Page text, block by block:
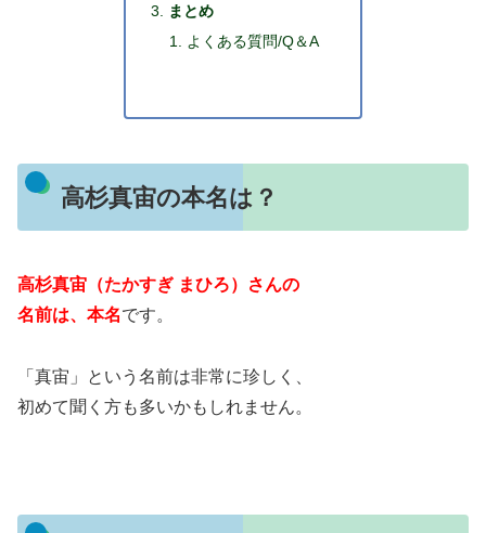
まとめ
よくある質問/Q＆A
高杉真宙の本名は？
高杉真宙（たかすぎ まひろ）さんの
名前は、本名です。
「真宙」という名前は非常に珍しく、
初めて聞く方も多いかもしれません。